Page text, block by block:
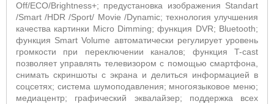
Off/ECO/Brightness+; предустановка изображения Standart
/Smart /HDR /Sport/ Movie /Dynamic; технология улучшения
качества картинки Micro Dimming; функция DVR; Bluetooth;
функция Smart Volume автоматически регулирует уровень
громкости при переключении каналов; функция T-cast
позволяет управлять телевизором с помощью смартфона,
снимать скриншоты с экрана и делиться информацией в
соцсетях; система шумоподавления; многоязыковое меню;
медиацентр; графический эквалайзер; поддержка всех